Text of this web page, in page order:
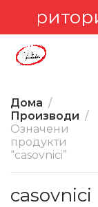
Дома
Производи
Означени
продукти
“casovnici”
casovnici